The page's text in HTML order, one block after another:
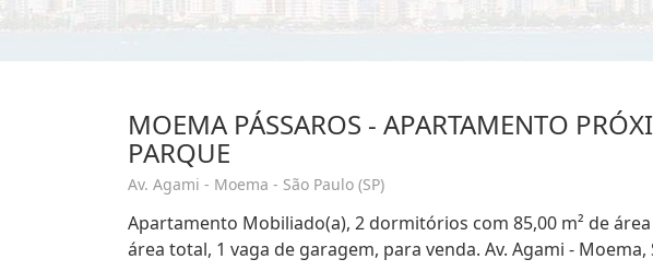
MOEMA PÁSSAROS - APARTAMENTO
PARQUE
Av. Agami - Moema - São Paulo (SP)
Apartamento Mobiliado(a), 2 dormitórios com 85,00 m² de área
área total, 1 vaga de garagem, para venda. Av. Agami - Moema,